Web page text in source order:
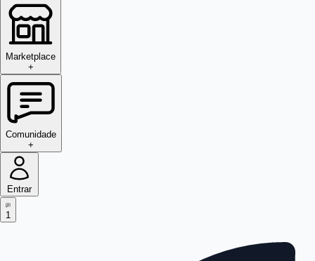
Marketplace
+
Comunidade
+
Entrar
1